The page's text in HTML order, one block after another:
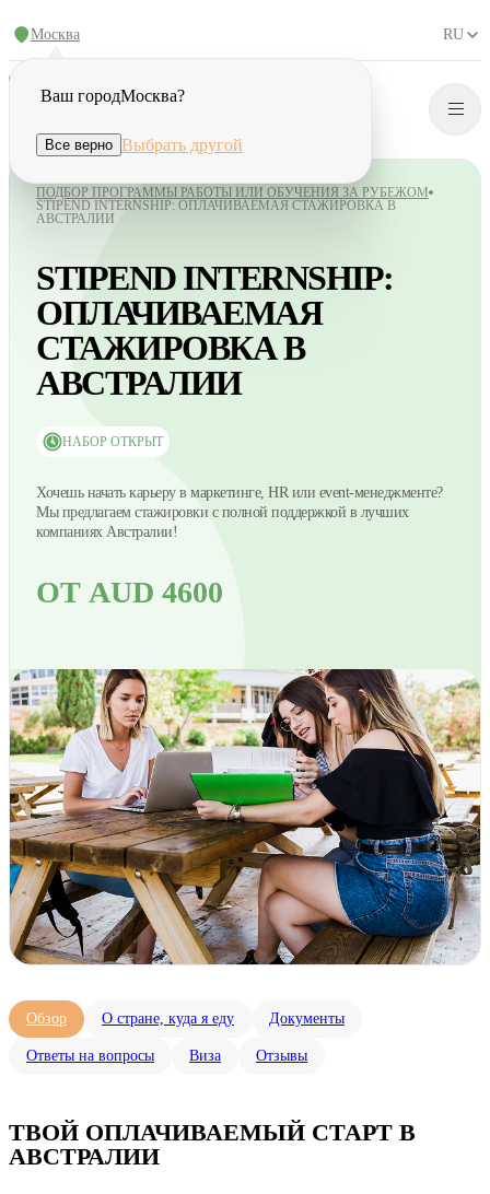
Москва
Ваш городМосква?
Все верно Выбрать другой
RU
ПОДБОР ПРОГРАММЫ РАБОТЫ ИЛИ ОБУЧЕНИЯ ЗА РУБЕЖОМ
STIPEND INTERNSHIP: ОПЛАЧИВАЕМАЯ СТАЖИРОВКА В
АВСТРАЛИИ
STIPEND INTERNSHIP:
ОПЛАЧИВАЕМАЯ
СТАЖИРОВКА В
АВСТРАЛИИ
НАБОР ОТКРЫТ
Хочешь начать карьеру в маркетинге, HR или event-менеджменте?
Мы предлагаем стажировки с полной поддержкой в лучших
компаниях Австралии!
ОТ AUD 4600
Обзор О стране, куда я еду Документы
Ответы на вопросы Виза Отзывы
ТВОЙ ОПЛАЧИВАЕМЫЙ СТАРТ В
АВСТРАЛИИ